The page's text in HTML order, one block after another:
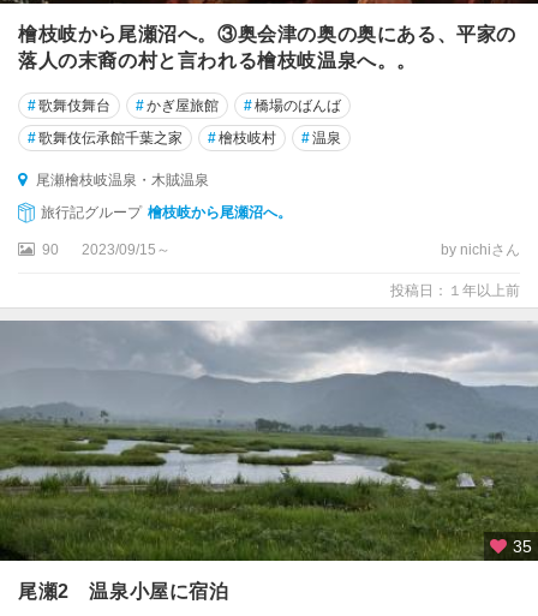
檜枝岐から尾瀬沼へ。③奥会津の奥の奥にある、平家の
落人の末裔の村と言われる檜枝岐温泉へ。。
#歌舞伎舞台 #かぎ屋旅館 #橋場のばんば
#歌舞伎伝承館千葉之家 #檜枝岐村 #温泉
尾瀬檜枝岐温泉・木賊温泉
旅行記グループ 檜枝岐から尾瀬沼へ。
90 2023/09/15～ by nichiさん
投稿日：１年以上前
35
尾瀬2 温泉小屋に宿泊